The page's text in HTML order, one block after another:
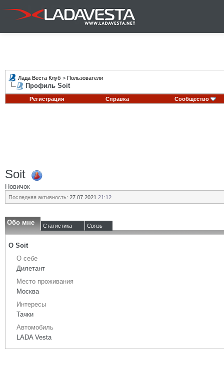
Лада Веста Клуб > Пользователи
Профиль Soit
Регистрация Справка Сообщество
Soit
Новичок
Последняя активность: 27.07.2021 21:12
Обо мне Статистика Связь
О Soit
О себе
Дилетант
Место проживания
Москва
Интересы
Тачки
Автомобиль
LADA Vesta